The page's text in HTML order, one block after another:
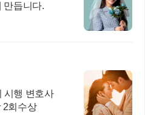
만듭니다.
시행 변호사
2회수상